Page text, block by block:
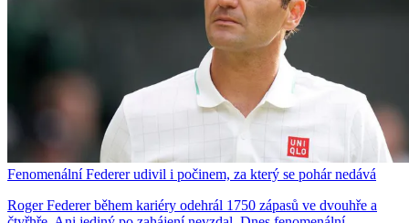
Fenomenální Federer udivil i počinem, za který se pohár nedává
Roger Federer během kariéry odehrál 1750 zápasů ve dvouhře a